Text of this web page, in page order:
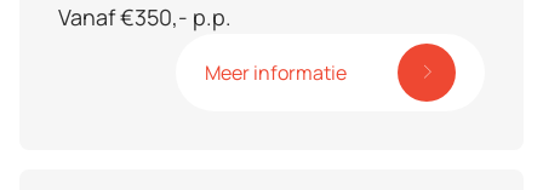
Vanaf €350,- p.p.
Meer informatie